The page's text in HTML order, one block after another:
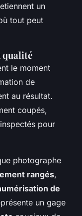
un
tout peut
qualité
le moment
de
au résultat.
coupés,
pour
photographe
rangés,
de
un gage